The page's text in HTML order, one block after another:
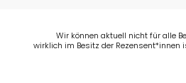
Wir können aktuell nicht für alle
wirklich im Besitz der Rezensent*innen